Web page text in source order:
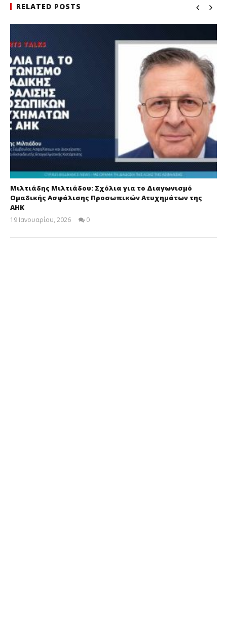
RELATED POSTS
Μιλτιάδης Μιλτιάδου: Σχόλια για το Διαγωνισμό
Ομαδικής Ασφάλισης Προσωπικών Ατυχημάτων της
ΑΗΚ
19 Ιανουαρίου, 2026
Insurance
0